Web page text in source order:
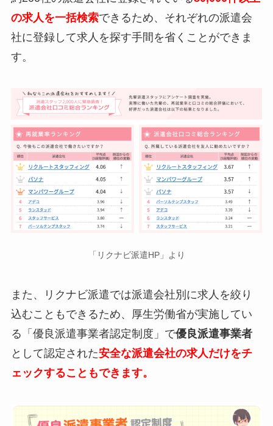
の求人を一括検索できるため、それぞれの派遣会
社に登録して求人を探す手間を省くことができま
す。
「リクナビ派遣HP」より
また、リクナビ派遣では派遣会社別に求人を絞り
込むこともできるため、厚生労働省が実施してい
る「優良派遣事業者認定制度」で優良派遣事業者
として認定された安全な派遣会社の求人だけをチ
ェックすることもできます。